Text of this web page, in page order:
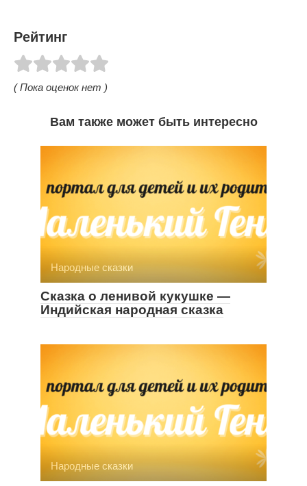
Рейтинг
( Пока оценок нет )
Вам также может быть интересно
Народные сказки
Сказка о ленивой кукушке —
Индийская народная сказка
Народные сказки